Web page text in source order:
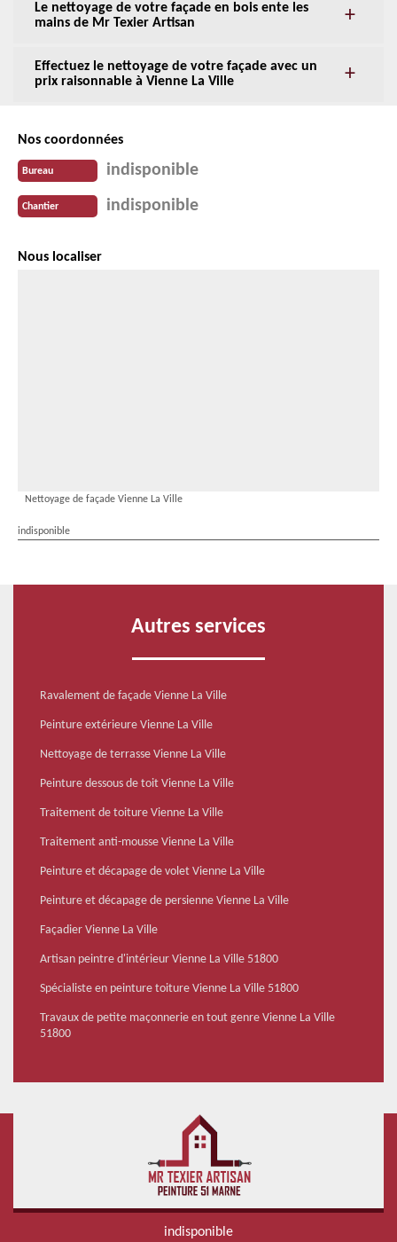
Le nettoyage de votre façade en bois ente les
mains de Mr Texier Artisan
Effectuez le nettoyage de votre façade avec un
prix raisonnable à Vienne La Ville
Nos coordonnées
Bureau indisponible
Chantier indisponible
Nous localiser
Nettoyage de façade Vienne La Ville
indisponible
Autres services
Ravalement de façade Vienne La Ville
Peinture extérieure Vienne La Ville
Nettoyage de terrasse Vienne La Ville
Peinture dessous de toit Vienne La Ville
Traitement de toiture Vienne La Ville
Traitement anti-mousse Vienne La Ville
Peinture et décapage de volet Vienne La Ville
Peinture et décapage de persienne Vienne La Ville
Façadier Vienne La Ville
Artisan peintre d'intérieur Vienne La Ville 51800
Spécialiste en peinture toiture Vienne La Ville 51800
Travaux de petite maçonnerie en tout genre Vienne La Ville
51800
indisponible